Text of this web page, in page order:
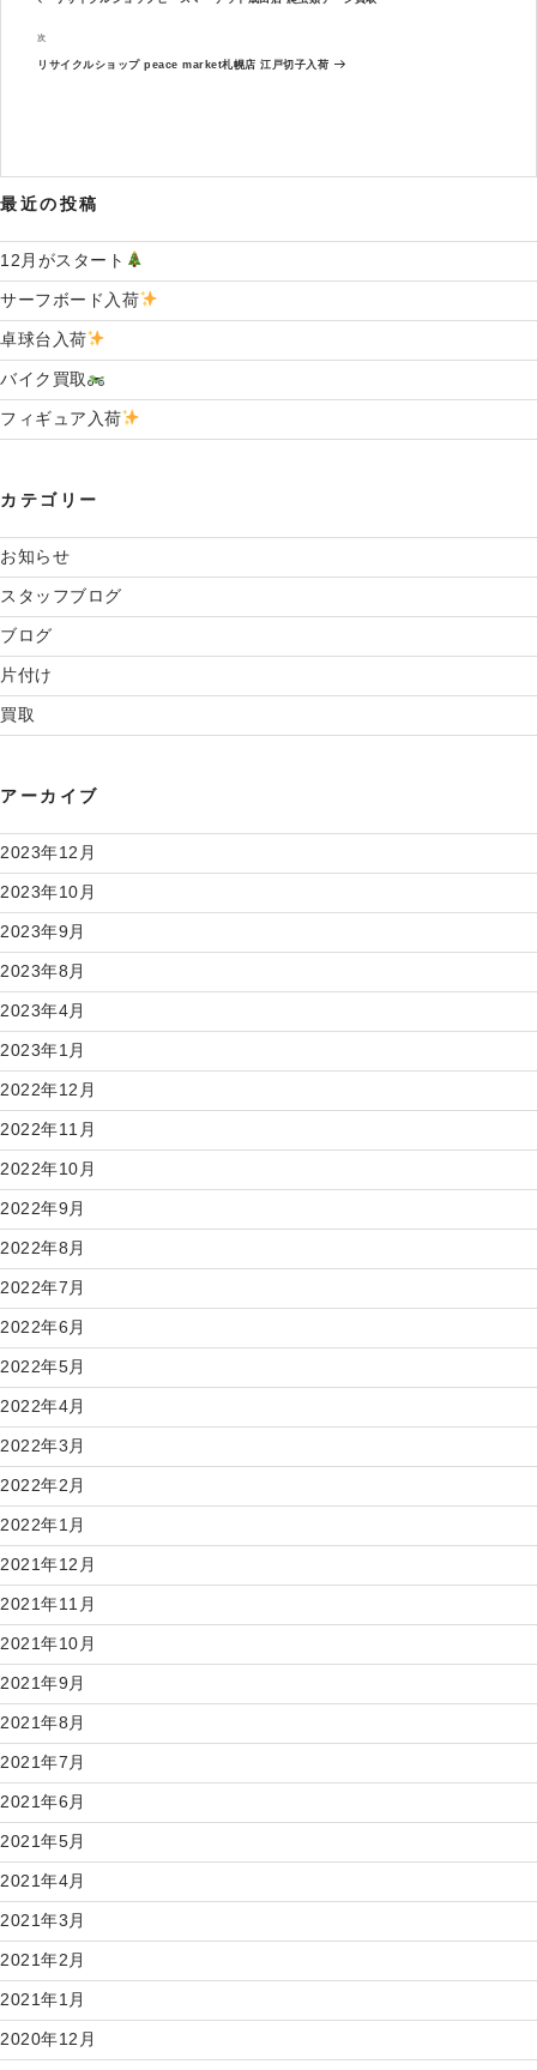
ゲ
ー
投
稿
次
の
次
リサイクルショップ peace market札幌店 江戸切子入荷
最近の投稿
12月がスタート
サーフボード入荷
卓球台入荷
バイク買取
フィギュア入荷
カテゴリー
お知らせ
スタッフブログ
ブログ
片付け
買取
アーカイブ
2023年12月
2023年10月
2023年9月
2023年8月
2023年4月
2023年1月
2022年12月
2022年11月
2022年10月
2022年9月
2022年8月
2022年7月
2022年6月
2022年5月
2022年4月
2022年3月
2022年2月
2022年1月
2021年12月
2021年11月
2021年10月
2021年9月
2021年8月
2021年7月
2021年6月
2021年5月
2021年4月
2021年3月
2021年2月
2021年1月
2020年12月